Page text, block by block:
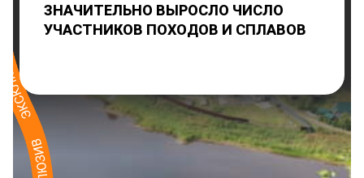
ЗНАЧИТЕЛЬНО ВЫРОСЛО ЧИСЛО
УЧАСТНИКОВ ПОХОДОВ И СПЛАВОВ